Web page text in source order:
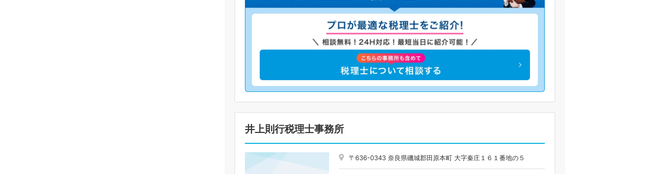
井上則行税理士事務所
〒636-0343 奈良県磯城郡田原本町 大字秦庄１６１番地の５